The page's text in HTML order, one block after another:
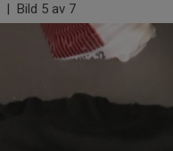
| Bild 5 av 7